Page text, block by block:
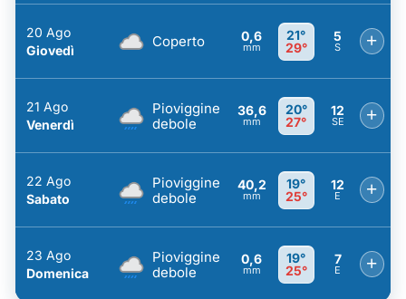
20 Ago
Giovedì
Coperto 0,6
mm
21°
29°
5
S +
21 Ago
Venerdì
Pioviggine
debole
36,6
mm
20°
27°
12
SE +
22 Ago
Sabato
Pioviggine
debole
40,2
mm
19°
25°
12
E +
23 Ago
Domenica
Pioviggine
debole
0,6
mm
19°
25°
7
E +